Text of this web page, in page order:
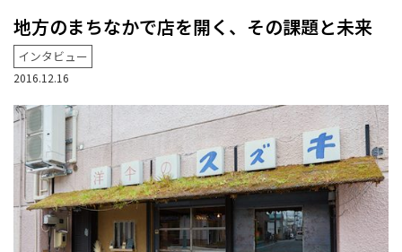
地方のまちなかで店を開く、その課題と未来
インタビュー
2016.12.16